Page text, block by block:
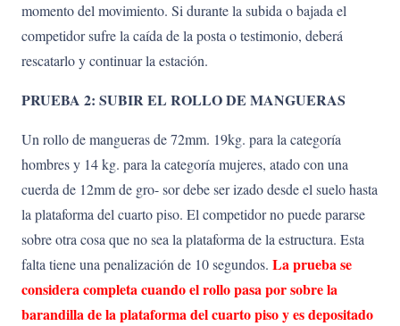
momento del movimiento. Si durante la subida o bajada el
competidor sufre la caída de la posta o testimonio, deberá
rescatarlo y continuar la estación.
PRUEBA 2: SUBIR EL ROLLO DE MANGUERAS
Un rollo de mangueras de 72mm. 19kg. para la categoría
hombres y 14 kg. para la categoría mujeres, atado con una
cuerda de 12mm de gro- sor debe ser izado desde el suelo hasta
la plataforma del cuarto piso. El competidor no puede pararse
sobre otra cosa que no sea la plataforma de la estructura. Esta
falta tiene una penalización de 10 segundos. La prueba se
considera completa cuando el rollo pasa por sobre la
barandilla de la plataforma del cuarto piso y es depositado